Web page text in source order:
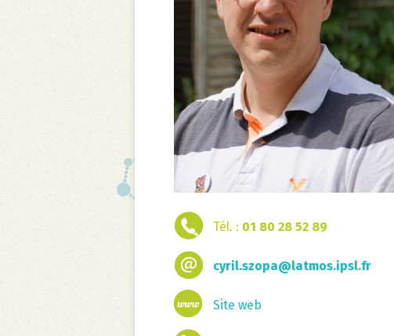
Tél. : 01 80 28 52 89
cyril.szopa@latmos.ipsl.fr
Site web